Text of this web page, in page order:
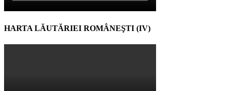
HARTA LĂUTĂRIEI ROMÂNEŞTI (IV)